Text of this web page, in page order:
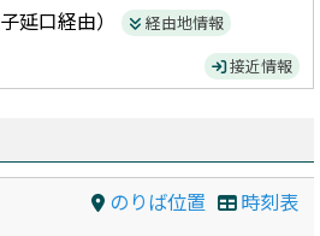
子延口経由） 経由地情報
接近情報
のりば位置 時刻表